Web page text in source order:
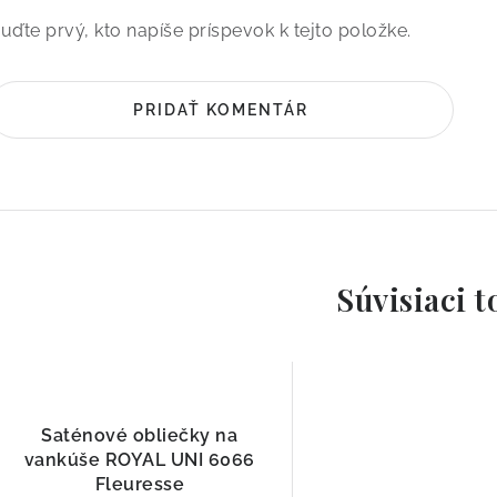
prvý, kto napíše príspevok k tejto položke.
PRIDAŤ KOMENTÁR
Súvisiaci
Saténové obliečky na
vankúše ROYAL UNI 6066
Fleuresse